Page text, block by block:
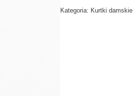
Kategoria: Kurtki damskie